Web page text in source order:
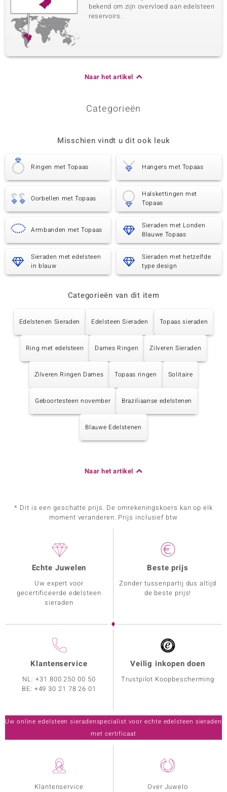
bekend om zijn overvloed aan edelsteen
reservoirs.
Naar het artikel
Categorieën
Misschien vindt u dit ook leuk
Ringen met Topaas Hangers met Topaas
Oorbellen met Topaas
Halskettingen met
Topaas
Armbanden met Topaas
Sieraden met Londen
Blauwe Topaas
Sieraden met edelsteen
in blauw
Sieraden met hetzelfde
type design
Categorieën van dit item
Edelstenen Sieraden Edelsteen Sieraden Topaas sieraden
Ring met edelsteen Dames Ringen Zilveren Sieraden
Zilveren Ringen Dames Topaas ringen Solitaire
Geboortesteen november Braziliaanse edelstenen
Blauwe Edelstenen
Naar het artikel
* Dit is een geschatte prijs. De omrekeningskoers kan op elk
moment veranderen. Prijs inclusief btw
Klantenservice
Over Juwelo
Echte Juwelen
Uw expert voor
gecertificeerde edelsteen
sieraden
Beste prijs
Zonder tussenpartij dus altijd
de beste prijs!
Klantenservice
NL:+31 800 250 00 50
BE: +49 30 21 78 26 01
Veilig inkopen doen
Trustpilot Koopbescherming
Uw online edelsteen sieradenspecialist voor echte edelsteen sieraden
met certificaat